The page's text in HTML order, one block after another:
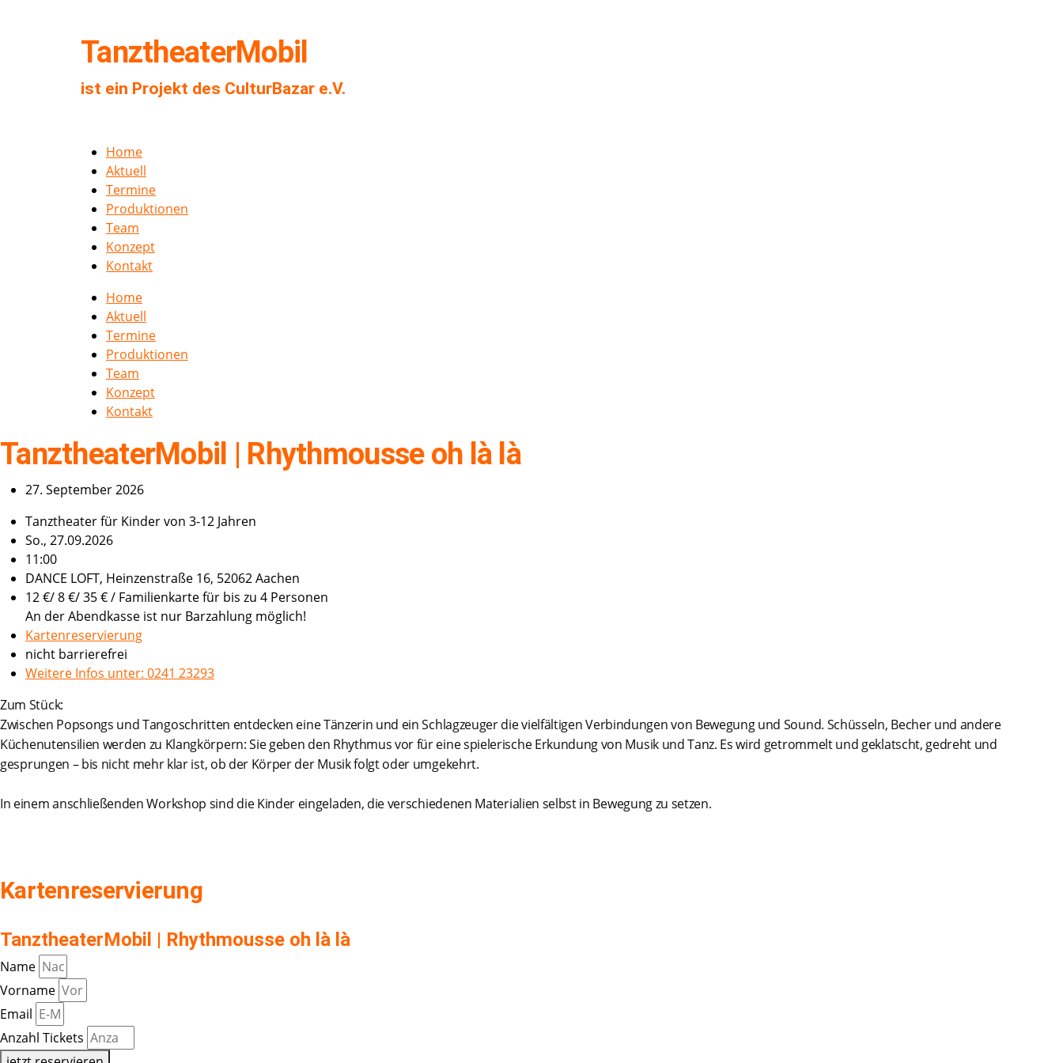
TanztheaterMobil
ist ein Projekt des CulturBazar e.V.
Home
Aktuell
Termine
Produktionen
Team
Konzept
Kontakt
Home
Aktuell
Termine
Produktionen
Team
Konzept
Kontakt
TanztheaterMobil | Rhythmousse oh là là
27. September 2026
Tanztheater für Kinder von 3-12 Jahren
So., 27.09.2026
11:00
DANCE LOFT, Heinzenstraße 16, 52062 Aachen
12 €/ 8 €/ 35 € / Familienkarte für bis zu 4 Personen
An der Abendkasse ist nur Barzahlung möglich!
Kartenreservierung
nicht barrierefrei
Weitere Infos unter: 0241 23293
Zum Stück:
Zwischen Popsongs und Tangoschritten entdecken eine Tänzerin und ein Schlagzeuger die vielfältigen Verbindungen von Bewegung und Sound. Schüsseln, Becher und andere
Küchenutensilien werden zu Klangkörpern: Sie geben den Rhythmus vor für eine spielerische Erkundung von Musik und Tanz. Es wird getrommelt und geklatscht, gedreht und
gesprungen – bis nicht mehr klar ist, ob der Körper der Musik folgt oder umgekehrt.
In einem anschließenden Workshop sind die Kinder eingeladen, die verschiedenen Materialien selbst in Bewegung zu setzen.
Kartenreservierung
TanztheaterMobil | Rhythmousse oh là là
Name
Vorname
Email
Anzahl Tickets